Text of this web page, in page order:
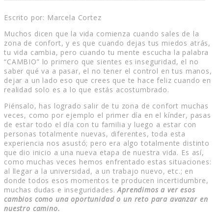
Escrito por: Marcela Cortez
Muchos dicen que la vida comienza cuando sales de la
zona de confort, y es que cuando dejas tus miedos atrás,
tu vida cambia, pero cuando tu mente escucha la palabra
“CAMBIO” lo primero que sientes es inseguridad, el no
saber qué va a pasar, el no tener el control en tus manos,
dejar a un lado eso que crees que te hace feliz cuando en
realidad solo es a lo que estás acostumbrado.
Piénsalo, has logrado salir de tu zona de confort muchas
veces, como por ejemplo el primer día en el kínder, pasas
de estar todo el día con tu familia y luego a estar con
personas totalmente nuevas, diferentes, toda esta
experiencia nos asustó; pero era algo totalmente distinto
que dio inicio a una nueva etapa de nuestra vida. Es así,
como muchas veces hemos enfrentado estas situaciones:
al llegar a la universidad, a un trabajo nuevo, etc.; en
donde todos esos momentos te producen incertidumbre,
muchas dudas e inseguridades.Aprendimos a ver esos
cambios como una oportunidad o un reto para avanzar en
nuestro camino.